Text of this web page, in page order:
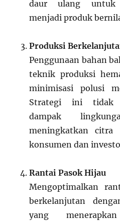
daur ulang untuk
menjadi produk
Produksi
Penggunaan bahan
teknik produksi
minimisasi polusi
Strategi ini tidak
dampak
meningkatkan citra
konsumen dan
Rantai Pasok Hijau
Mengoptimalkan
berkelanjutan
yang